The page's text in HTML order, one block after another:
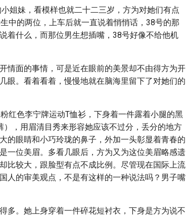
姐妹，看模样也就二十二三岁，方为对她们有点
中的两位，上车后就一直说着悄悄话，38号的那
着什么，而那位男生想插嘴，38号好像不给他机
情面的事情，可是近在眼前的美景却不由得方为开
眼。看着看着，慢慢地就在脑海里留下了对她们的
红色李宁牌运动T恤衫，下身着一件露着小腿的黑
，用眉清目秀来形容她应该不过分，丢分的地方
的眼睛和小巧玲珑的鼻子，外加一头彰显着青春的
一位美眉。多看几眼后，方为又为这位美眉略感遗
比较大，跟脸型有点不成比例。尽管现在国际上流
人的审美观点，不是有这样的一种说法吗？男子嘴
多。她上身穿着一件碎花短衬衣，下身是方为说不